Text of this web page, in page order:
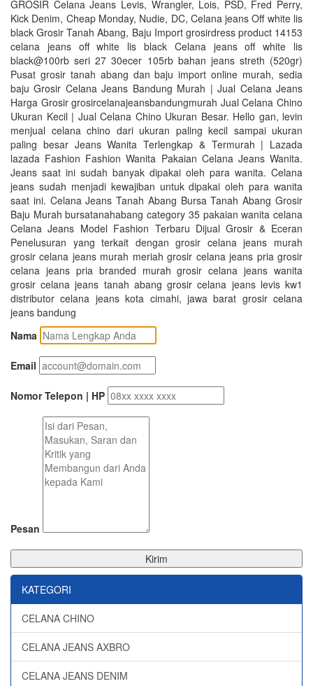
GROSIR Celana Jeans Levis, Wrangler, Lois, PSD, Fred Perry,
Kick Denim, Cheap Monday, Nudie, DC, Celana jeans Off white lis
black Grosir Tanah Abang, Baju Import grosirdress product 14153
celana jeans off white lis black Celana jeans off white lis
black@100rb seri 27 30ecer 105rb bahan jeans streth (520gr)
Pusat grosir tanah abang dan baju import online murah, sedia
baju Grosir Celana Jeans Bandung Murah | Jual Celana Jeans
Harga Grosir grosircelanajeansbandungmurah Jual Celana Chino
Ukuran Kecil | Jual Celana Chino Ukuran Besar. Hello gan, levin
menjual celana chino dari ukuran paling kecil sampai ukuran
paling besar Jeans Wanita Terlengkap & Termurah | Lazada
lazada Fashion Fashion Wanita Pakaian Celana Jeans Wanita.
Jeans saat ini sudah banyak dipakai oleh para wanita. Celana
jeans sudah menjadi kewajiban untuk dipakai oleh para wanita
saat ini. Celana Jeans Tanah Abang Bursa Tanah Abang Grosir
Baju Murah bursatanahabang category 35 pakaian wanita celana
Celana Jeans Model Fashion Terbaru Dijual Grosir & Eceran
Penelusuran yang terkait dengan grosir celana jeans murah
grosir celana jeans murah meriah grosir celana jeans pria grosir
celana jeans pria branded murah grosir celana jeans wanita
grosir celana jeans tanah abang grosir celana jeans levis kw1
distributor celana jeans kota cimahi, jawa barat grosir celana
jeans bandung
Nama
Email
Nomor Telepon | HP
Pesan
Kirim
KATEGORI
CELANA CHINO
CELANA JEANS AXBRO
CELANA JEANS DENIM